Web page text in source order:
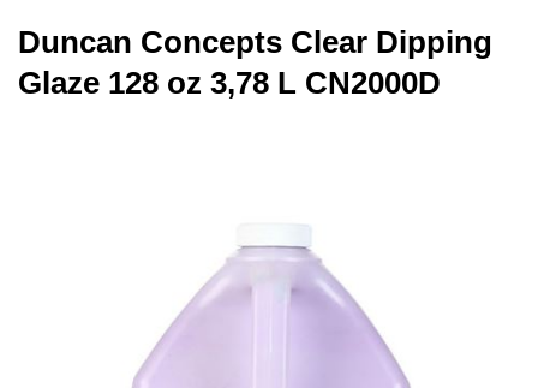
Duncan Concepts Clear Dipping
Glaze 128 oz 3,78 L CN2000D